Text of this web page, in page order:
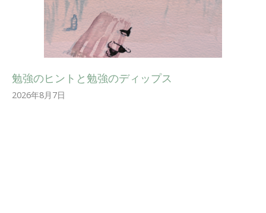
勉強のヒントと勉強のディップス
2026年8月7日